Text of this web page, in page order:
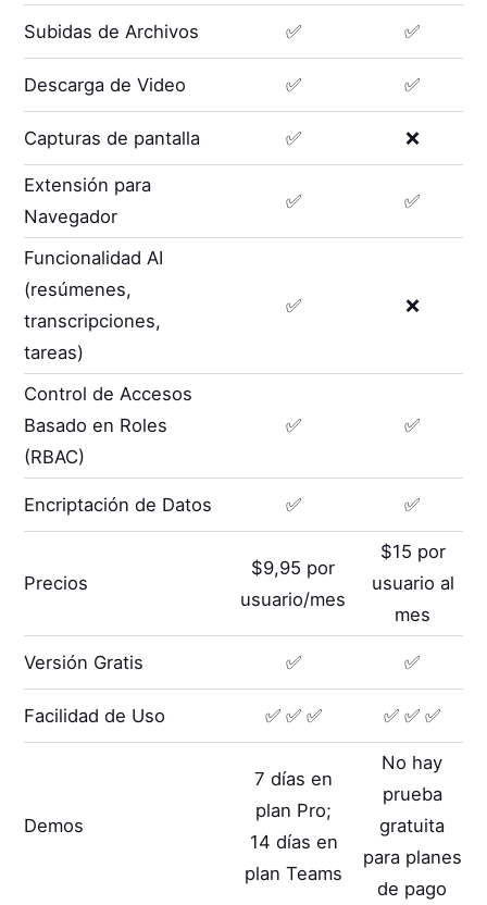
Subidas de Archivos ✅ ✅
Descarga de Video ✅ ✅
Capturas de pantalla ✅ ❌
Extensión para
Navegador
✅ ✅
Funcionalidad AI
(resúmenes,
transcripciones,
tareas)
✅ ❌
Control de Accesos
Basado en Roles
(RBAC)
✅ ✅
Encriptación de Datos ✅ ✅
Precios
$9,95 por
usuario/mes
$15 por
usuario al
mes
Versión Gratis ✅ ✅
Facilidad de Uso ✅ ✅ ✅ ✅ ✅ ✅
Demos
7 días en
plan Pro;
14 días en
plan Teams
No hay
prueba
gratuita
para planes
de pago